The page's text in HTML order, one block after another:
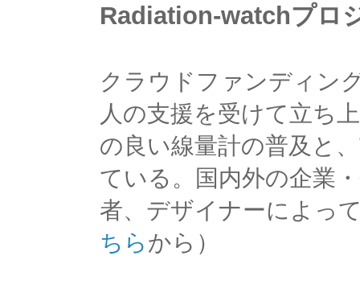
Radiation-watchプロ
クラウドファンディン
人の支援を受けて立ち
の良い線量計の普及と
ている。国内外の企業
者、デザイナーによっ
ちらから）